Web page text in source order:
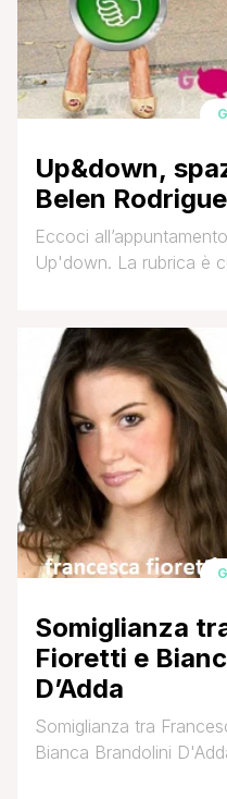
Up&down,
Belen
Eccoci all’appuntamento
Up'down. La rubrica è
generale indicando
assolutamente ed
subito la parola a Gly:
Belen Rodriguez UP –
Somiglianza
Fioretti e
D’Adda
Somiglianza tra
Bianca Brandolini